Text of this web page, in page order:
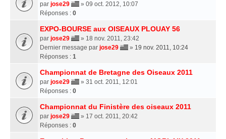
par jose29
» 09 oct. 2012, 10:07
Réponses : 0
EXPO-BOURSE aux OISEAUX PLOUAY 56
par jose29
» 18 nov. 2011, 23:42
Dernier message par jose29 » 19 nov. 2011, 10:24
Réponses : 1
Championnat de Bretagne des Oiseaux 2011
par jose29
» 31 oct. 2011, 12:01
Réponses : 0
Championnat du Finistère des oiseaux 2011
par jose29
» 17 oct. 2011, 20:42
Réponses : 0